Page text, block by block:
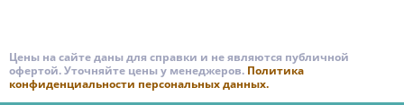
Цены на сайте даны для справки и не являются публичной
офертой. Уточняйте цены у менеджеров. Политика
конфиденциальности персональных данных.